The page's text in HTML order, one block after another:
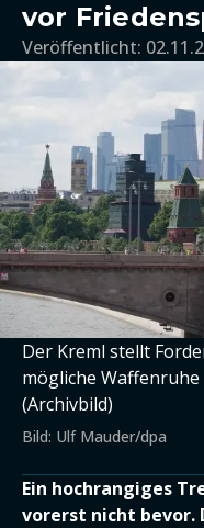
vor
Veröffentlicht:
Der Kreml stellt
mögliche
(Archivbild)
Bild: Ulf Mauder/dpa
Ein hochrangiges
vorerst nicht bevor.